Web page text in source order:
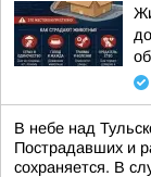
В небе над
Пострадавших и
сохраняется. В